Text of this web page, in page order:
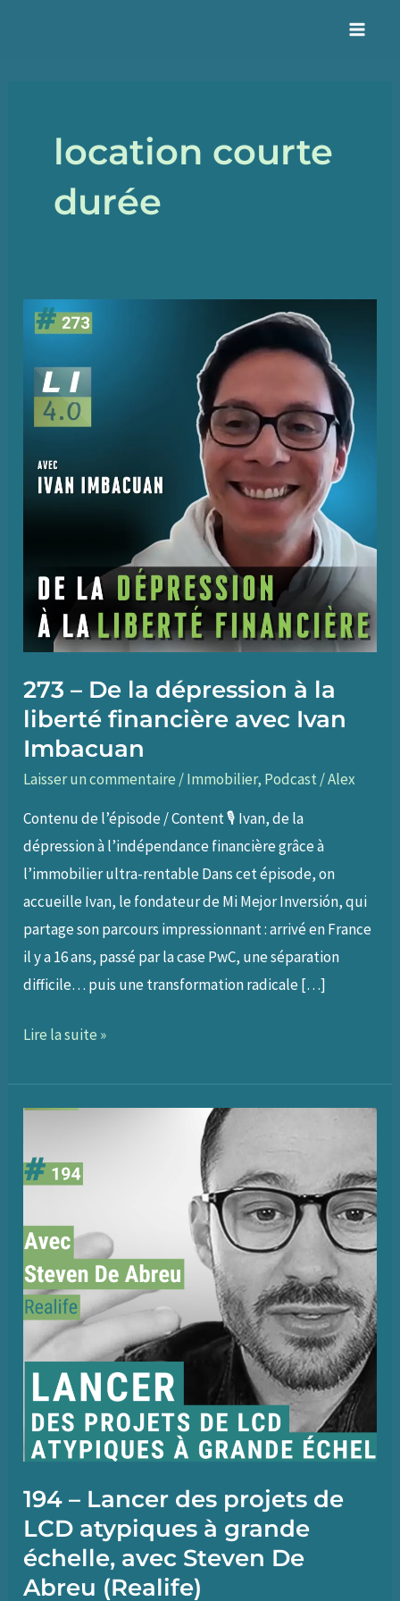
location courte
durée
273 – De la dépression à la
liberté financière avec Ivan
Imbacuan
Laisser un commentaire /Immobilier, Podcast /Alex
Contenu de l’épisode / Content 🎙 Ivan, de la
dépression à l’indépendance financière grâce à
l’immobilier ultra-rentable Dans cet épisode, on
accueille Ivan, le fondateur de Mi Mejor Inversión, qui
partage son parcours impressionnant : arrivé en France
il y a 16 ans, passé par la case PwC, une séparation
difficile… puis une transformation radicale […]
273
De
la
à
liberté
financière
avec
Ivan
Imbacuan
Lire la suite »
194 – Lancer des projets de
LCD atypiques à grande
échelle, avec Steven De
Abreu (Realife)